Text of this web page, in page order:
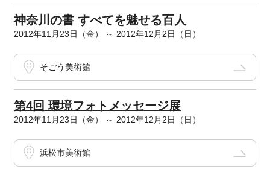
神奈川の書 すべてを魅せる百人
2012年11月23日（金） ～ 2012年12月2日（日）
そごう美術館
第4回 環境フォトメッセージ展
2012年11月23日（金） ～ 2012年12月2日（日）
浜松市美術館